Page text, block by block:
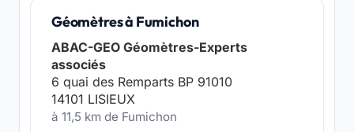
Géomètres à Fumichon
ABAC-GEO Géomètres-Experts
associés
6 quai des Remparts BP 91010
14101 LISIEUX
à 11,5 km de Fumichon